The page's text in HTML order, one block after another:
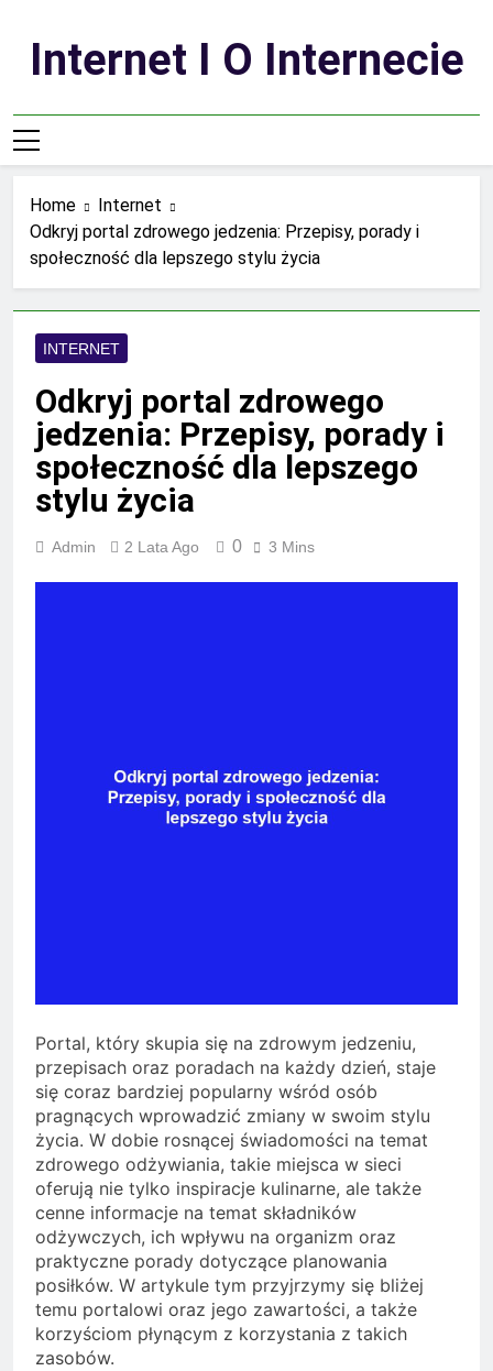
contentInternet I O Internecie
Home
Internet
Odkryj portal zdrowego jedzenia: Przepisy, porady i
społeczność dla lepszego stylu życia
INTERNET
Odkryj portal zdrowego
jedzenia: Przepisy, porady i
społeczność dla lepszego
stylu życia
Admin 2 Lata Ago 0 3 Mins
Portal, który skupia się na zdrowym jedzeniu,
przepisach oraz poradach na każdy dzień, staje
się coraz bardziej popularny wśród osób
pragnących wprowadzić zmiany w swoim stylu
życia. W dobie rosnącej świadomości na temat
zdrowego odżywiania, takie miejsca w sieci
oferują nie tylko inspiracje kulinarne, ale także
cenne informacje na temat składników
odżywczych, ich wpływu na organizm oraz
praktyczne porady dotyczące planowania
posiłków. W artykule tym przyjrzymy się bliżej
temu portalowi oraz jego zawartości, a także
korzyściom płynącym z korzystania z takich
zasobów.